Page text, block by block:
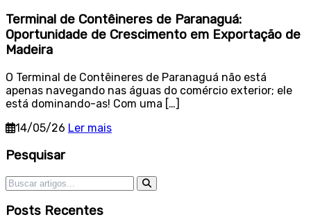
Terminal de Contêineres de Paranaguá:
Oportunidade de Crescimento em Exportação de
Madeira
O Terminal de Contêineres de Paranaguá não está
apenas navegando nas águas do comércio exterior; ele
está dominando-as! Com uma […]
14/05/26 Ler mais
Sidebar
Pesquisar
Pesquisar por:
Posts Recentes